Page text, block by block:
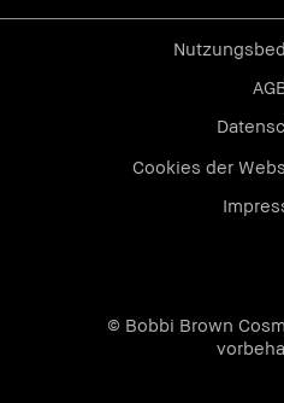
Cookies der
© Bobbi Brown